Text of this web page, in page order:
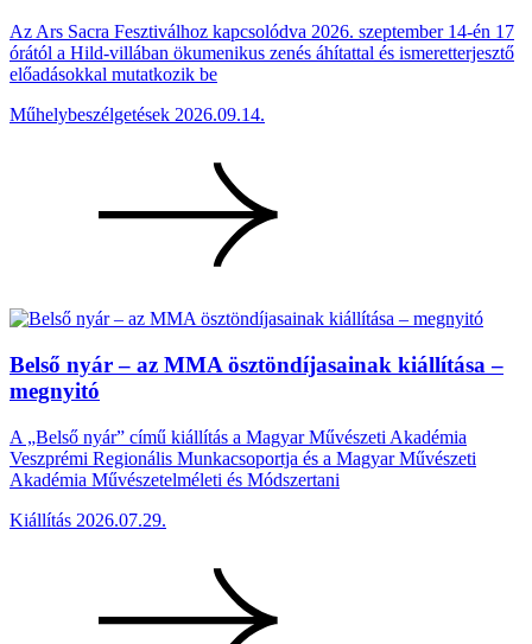
Az Ars Sacra Fesztiválhoz kapcsolódva 2026. szeptember 14-én 17
órától a Hild-villában ökumenikus zenés áhítattal és ismeretterjesztő
előadásokkal mutatkozik be
Műhelybeszélgetések 2026.09.14.
Belső nyár – az MMA ösztöndíjasainak kiállítása –
megnyitó
A „Belső nyár” című kiállítás a Magyar Művészeti Akadémia
Veszprémi Regionális Munkacsoportja és a Magyar Művészeti
Akadémia Művészetelméleti és Módszertani
Kiállítás 2026.07.29.